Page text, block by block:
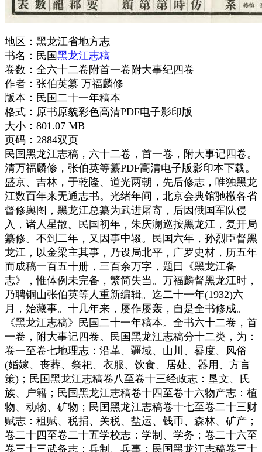
地区：黑龙江省地方志
书名：民国黑龙江志稿
卷数：全六十二卷附首一卷附大事纪四卷
作者：张伯英纂 万福麟修
版本：民国二十一年稿本
格式：原书原貌彩色高清PDF电子影印版
大小：801.07 MB
页码：2884双页
民国黑龙江志稿，六十二卷，首一卷，附大事记四卷。
清万福麟修，张伯英等纂PDF高清电子版影印本下载。
盛京、吉林，于乾隆、道光两朝，先后修志，唯独黑龙
江数百年来无通志书。光绪年间，北京会典馆驰檄各省
督修舆图，黑龙江总纂为武进屠寄，后因俄国军队侵
入，诸人星散。民国初年，朱庆澜巡按黑龙江，复开局
纂修。不到二年，又因事中辍。民国六年，孙烈臣督黑
龙江，以金梁主其事，乃设局北平，广罗史材，历五年
而成稿一百五十册，三百余万字，题曰《黑龙江备
志》，惟体例未完备，繁简失当。万福麟督黑龙江时，
乃聘铜山张伯英等人重新编辑。迄二十一年(1932)六
月，始藏事。十几年来，屡作屡轰，自是全书修成。
《黑龙江志稿》民国二十一年稿本。全书六十二卷，首
一卷，附大事记四卷。民国黑龙江志稿分十二类，为：
卷一至卷七地理志：沿革、疆域、山川、晷度、风俗
(婚嫁、丧葬、祭祀、衣服、饮食、居处、器用、方言
策)；民国黑龙江志稿卷八至卷十三经政志：垦文、氏
族、户籍；民国黑龙江志稿卷十四至卷十六物产志：植
物、动物、矿物；民国黑龙江志稿卷十七至卷二十三财
赋志：租赋、税捐、关税、盐运、钱币、森林、矿产；
卷二十四至卷二十五学校志：学制、学务；卷二十六至
卷三十三武备志：兵制、兵事；民国黑龙江志稿卷三十